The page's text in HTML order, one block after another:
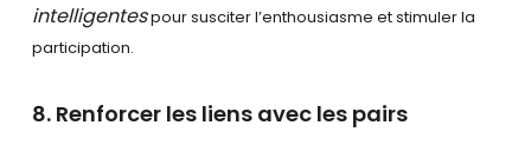
intelligentespour susciter l’enthousiasme et stimuler la
participation.
8. Renforcer les liens avec les pairs